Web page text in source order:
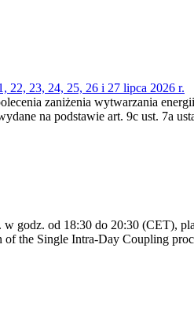
22, 23, 24, 25, 26 i 27 lipca 2026 r.
zaniżenia wytwarzania
na podstawie art. 9c ust. 7a
godz. od 18:30 do 20:30 (CET),
the Single Intra-Day Coupling